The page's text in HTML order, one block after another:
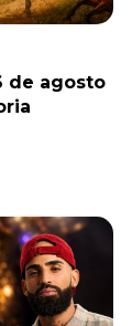
de agosto